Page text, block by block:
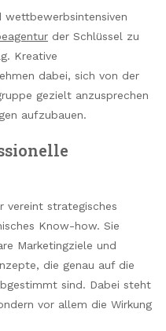
wettbewerbsintensiven
der Schlüssel zu
Kreative
dabei, sich von der
gezielt anzusprechen
aufzubauen.
vereint strategisches
Know-how. Sie
Marketingziele und
die genau auf die
sind. Dabei steht
vor allem die Wirkung